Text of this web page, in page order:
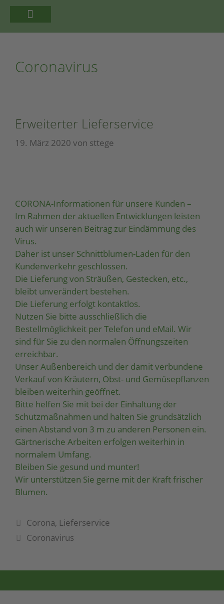
Coronavirus
Erweiterter Lieferservice
19. März 2020 von sttege
CORONA-Informationen für unsere Kunden –
Im Rahmen der aktuellen Entwicklungen leisten
auch wir unseren Beitrag zur Eindämmung des
Virus.
Daher ist unser Schnittblumen-Laden für den
Kundenverkehr geschlossen.
Die Lieferung von Sträußen, Gestecken, etc.,
bleibt unverändert bestehen.
Die Lieferung erfolgt kontaktlos.
Nutzen Sie bitte ausschließlich die
Bestellmöglichkeit per Telefon und eMail. Wir
sind für Sie zu den normalen Öffnungszeiten
erreichbar.
Unser Außenbereich und der damit verbundene
Verkauf von Kräutern, Obst- und Gemüsepflanzen
bleiben weiterhin geöffnet.
Bitte helfen Sie mit bei der Einhaltung der
Schutzmaßnahmen und halten Sie grundsätzlich
einen Abstand von 3 m zu anderen Personen ein.
Gärtnerische Arbeiten erfolgen weiterhin in
normalem Umfang.
Bleiben Sie gesund und munter!
Wir unterstützen Sie gerne mit der Kraft frischer
Blumen.
Corona, Lieferservice
Coronavirus